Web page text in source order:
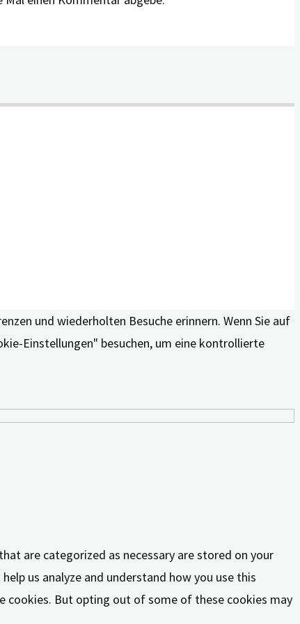
und wiederholten Besuche erinnern. Wenn Sie auf
Einstellungen" besuchen, um eine kontrollierte
are categorized as necessary are stored on your
us analyze and understand how you use this
cookies. But opting out of some of these cookies may